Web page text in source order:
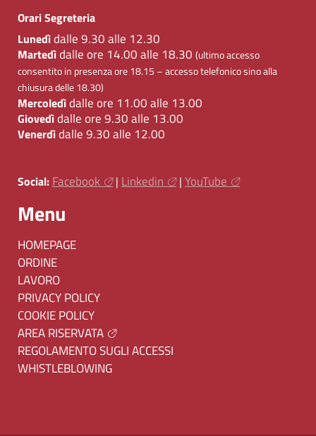
Orari Segreteria
Lunedìdalle 9.30 alle 12.30
Martedìdalle ore 14.00 alle 18.30 (ultimo accesso
consentito in presenza ore 18.15 – accesso telefonico sino alla
chiusura delle 18.30)
Mercoledìdalle ore 11.00 alle 13.00
Giovedìdalle ore 9.30 alle 13.00
Venerdìdalle 9.30 alle 12.00
Social: Facebook | Linkedin | YouTube
Menu
HOMEPAGE
ORDINE
LAVORO
PRIVACY POLICY
COOKIE POLICY
AREA RISERVATA
REGOLAMENTO SUGLI ACCESSI
WHISTLEBLOWING